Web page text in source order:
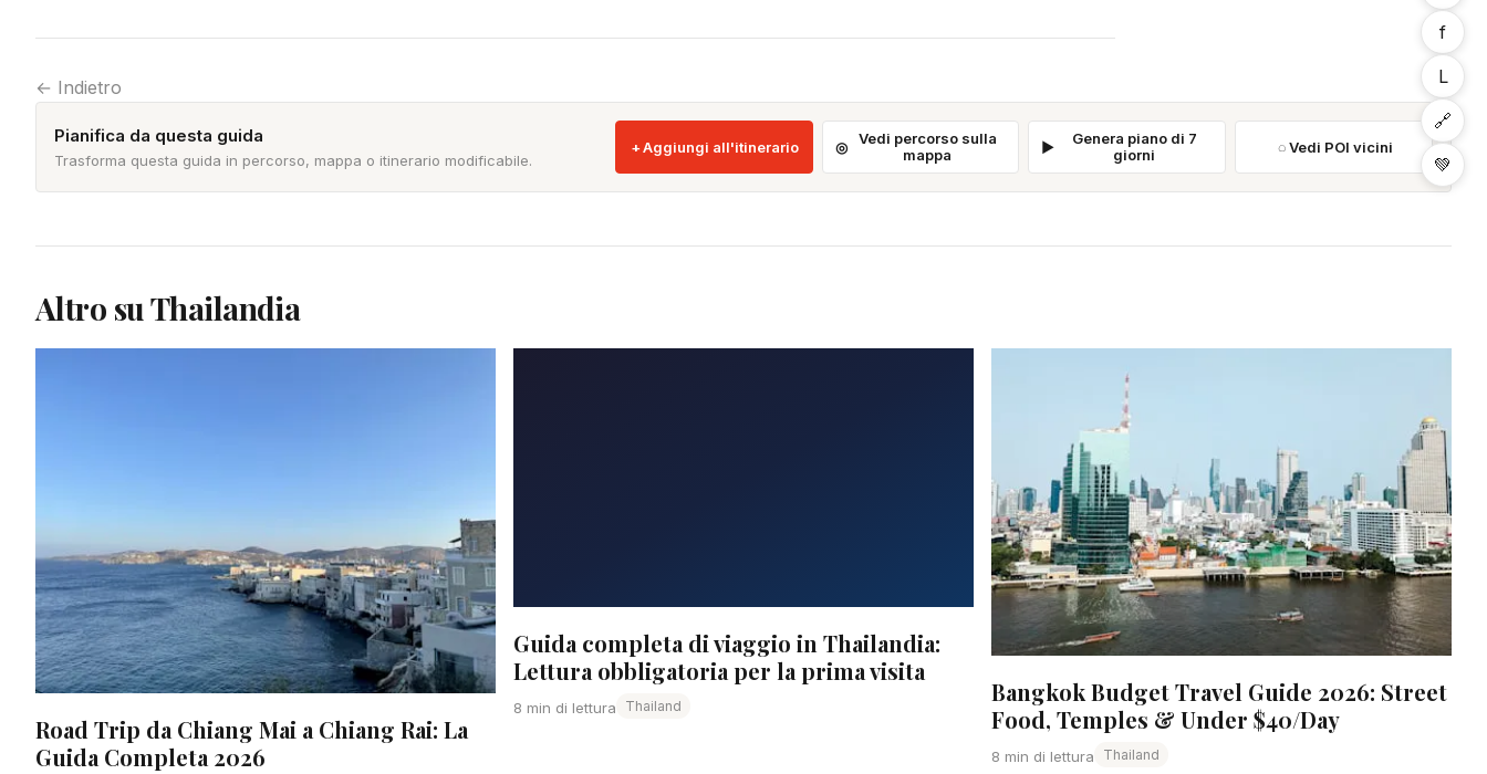
← Indietro
Pianifica da questa guida
Trasforma questa guida in percorso, mappa o itinerario modificabile.
Aggiungi all'itinerario
Vedi percorso sulla
mappa
Genera piano di 7
giorni
Vedi POI vicini
Altro su Thailandia
Road Trip da Chiang Mai a Chiang Rai: La
Guida Completa 2026
Guida completa di viaggio in Thailandia:
Lettura obbligatoria per la prima visita
8 min di lettura Thailand
Bangkok Budget Travel Guide 2026: Street
Food, Temples & Under $40/Day
8 min di lettura Thailand
f
L
🔗
💚